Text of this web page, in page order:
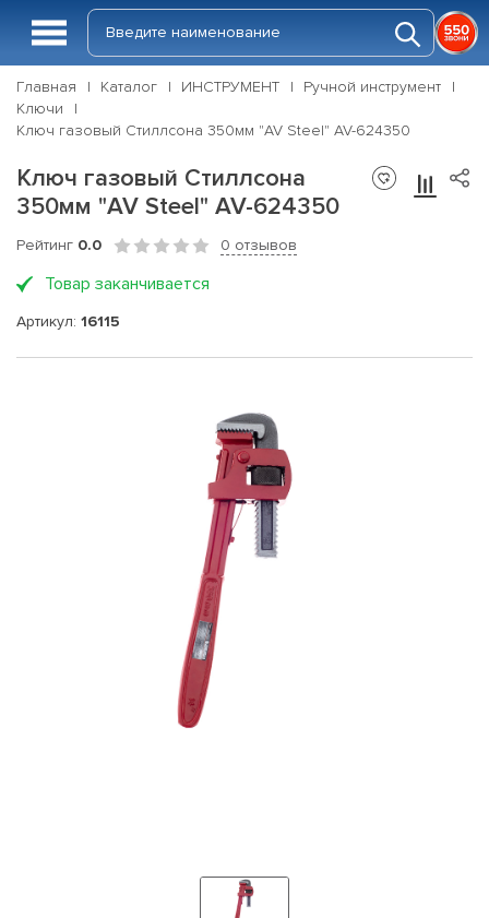
Главная Каталог ИНСТРУМЕНТ
Ручной инструмент
Ключи
Ключ газовый Стиллсона 350мм "AV Steel" AV-624350
Ключ газовый Стиллсона
350мм "AV Steel" AV-624350
Рейтинг 0.0 0 отзывов
Товар заканчивается
Артикул: 16115